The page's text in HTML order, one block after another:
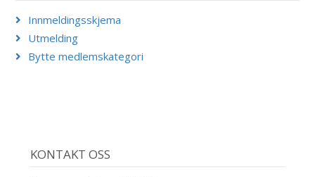
Innmeldingsskjema
Utmelding
Bytte medlemskategori
KONTAKT OSS